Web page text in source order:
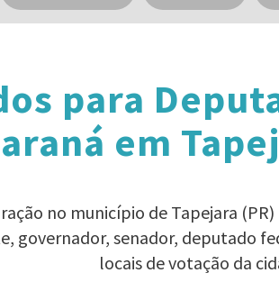
para
em
no município de Tapejara
governador, senador, deputado
locais de votação da